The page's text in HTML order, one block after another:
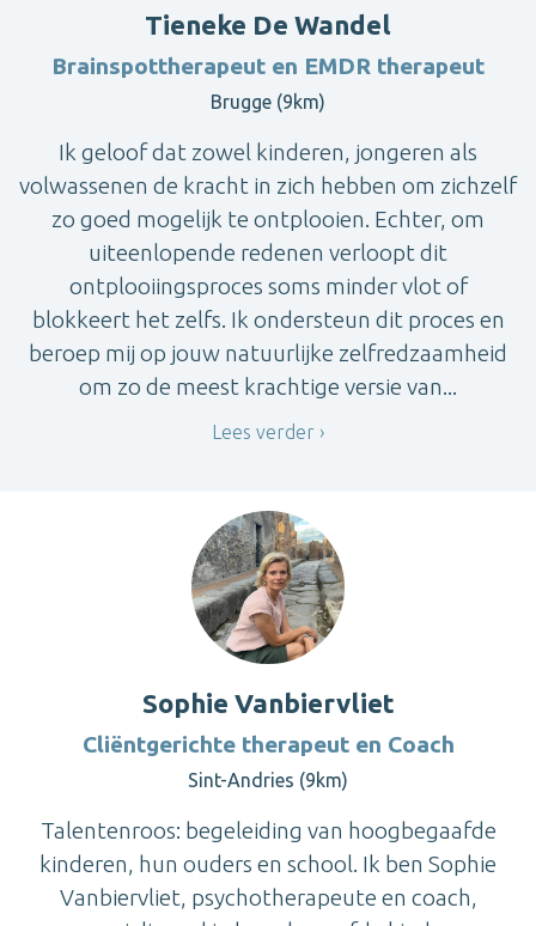
Tieneke De Wandel
Brainspottherapeut en EMDR therapeut
Brugge (9km)
Ik geloof dat zowel kinderen, jongeren als
volwassenen de kracht in zich hebben om zichzelf
zo goed mogelijk te ontplooien. Echter, om
uiteenlopende redenen verloopt dit
ontplooiingsproces soms minder vlot of
blokkeert het zelfs. Ik ondersteun dit proces en
beroep mij op jouw natuurlijke zelfredzaamheid
om zo de meest krachtige versie van...
Lees verder
Sophie Vanbiervliet
Cliëntgerichte therapeut en Coach
Sint-Andries (9km)
Talentenroos: begeleiding van hoogbegaafde
kinderen, hun ouders en school. Ik ben Sophie
Vanbiervliet, psychotherapeute en coach,